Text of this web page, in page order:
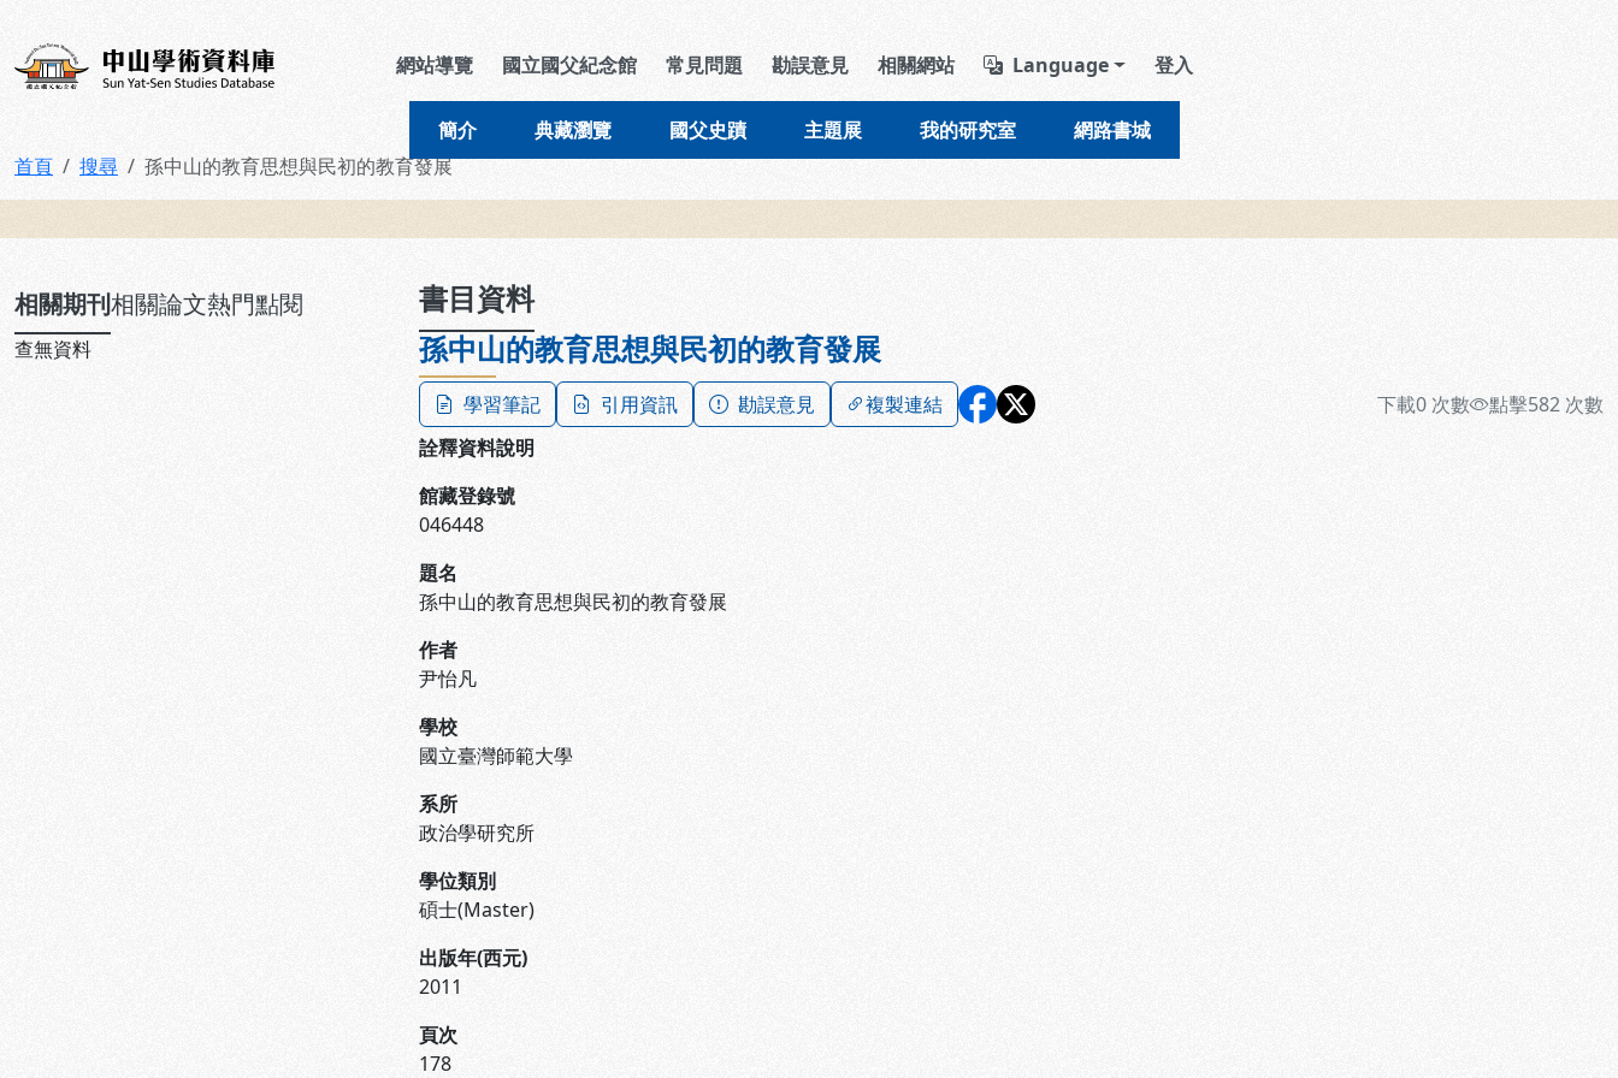
中山學術資料庫 導覽列區塊
網站導覽 國立國父紀念館 常見問題 勘誤意見 相關網站 Language 登入
簡介 典藏瀏覽 國父史蹟 主題展 我的研究室 網路書城
首頁 搜尋 孫中山的教育思想與民初的教育發展
相關期刊相關論文熱門點閱
查無資料
書目資料
孫中山的教育思想與民初的教育發展
學習筆記 引用資訊 勘誤意見 複製連結 下載0 次數 點擊582 次數
詮釋資料說明
館藏登錄號
046448
題名
孫中山的教育思想與民初的教育發展
作者
尹怡凡
學校
國立臺灣師範大學
系所
政治學研究所
學位類別
碩士(Master)
出版年(西元)
2011
頁次
178